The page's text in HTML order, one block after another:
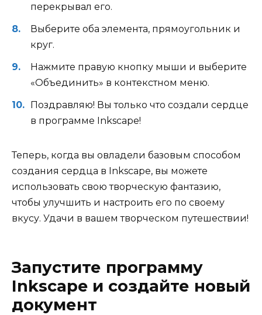
перекрывал его.
Выберите оба элемента, прямоугольник и
круг.
Нажмите правую кнопку мыши и выберите
«Объединить» в контекстном меню.
Поздравляю! Вы только что создали сердце
в программе Inkscape!
Теперь, когда вы овладели базовым способом
создания сердца в Inkscape, вы можете
использовать свою творческую фантазию,
чтобы улучшить и настроить его по своему
вкусу. Удачи в вашем творческом путешествии!
Запустите программу
Inkscape и создайте новый
документ